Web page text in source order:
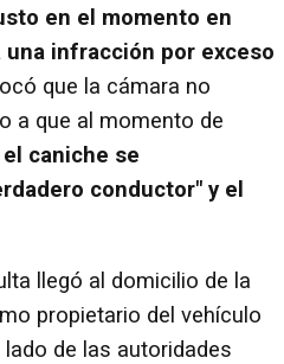
en el momento en
infracción por exceso
que la cámara no
a que al momento de
el caniche se
conductor" y el
llegó al domicilio de la
propietario del vehículo
de las autoridades